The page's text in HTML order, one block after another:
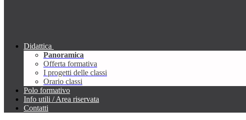
Didattica
Panoramica
Offerta formativa
I progetti delle classi
Orario classi
Polo formativo
Info utili / Area riservata
Contatti